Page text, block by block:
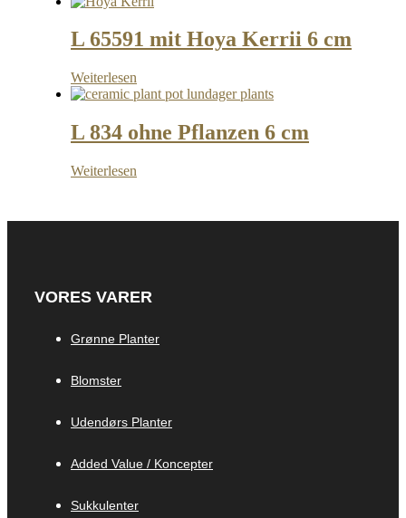
L 65591 mit Hoya Kerrii 6 cm
Weiterlesen
L 834 ohne Pflanzen 6 cm
Weiterlesen
VORES VARER
Grønne Planter
Blomster
Udendørs Planter
Added Value / Koncepter
Sukkulenter